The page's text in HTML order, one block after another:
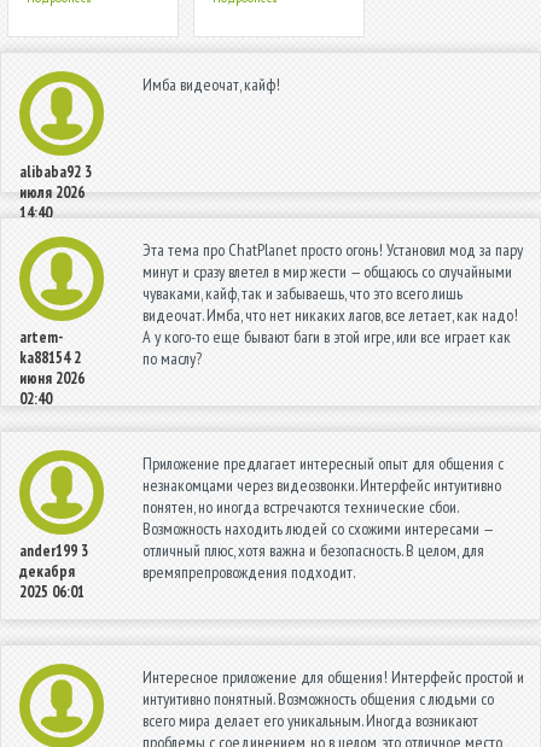
alibaba92 3
июля 2026
14:40
Имба видеочат, кайф!
artem-
ka88154 2
июня 2026
02:40
Эта тема про ChatPlanet просто огонь! Установил мод за пару
минут и сразу влетел в мир жести — общаюсь со случайными
чуваками, кайф, так и забываешь, что это всего лишь
видеочат. Имба, что нет никаких лагов, все летает, как надо!
А у кого-то еще бывают баги в этой игре, или все играет как
по маслу?
ander199 3
декабря
2025 06:01
Приложение предлагает интересный опыт для общения с
незнакомцами через видеозвонки. Интерфейс интуитивно
понятен, но иногда встречаются технические сбои.
Возможность находить людей со схожими интересами —
отличный плюс, хотя важна и безопасность. В целом, для
времяпрепровождения подходит.
Интересное приложение для общения! Интерфейс простой и
интуитивно понятный. Возможность общения с людьми со
всего мира делает его уникальным. Иногда возникают